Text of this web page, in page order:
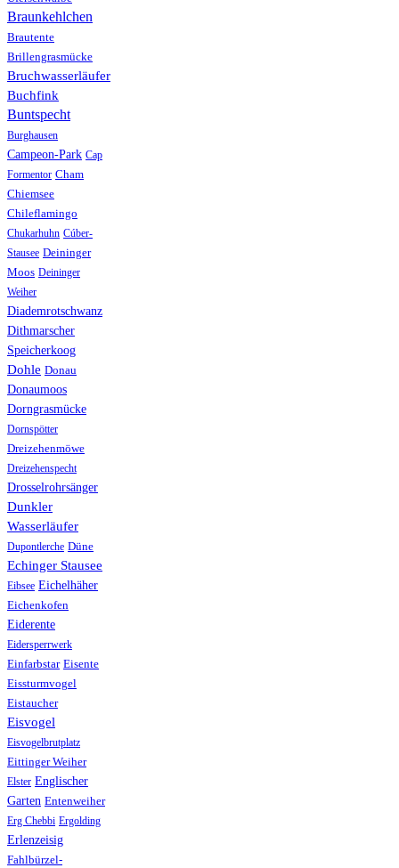
Braunkehlchen
Brautente
Brillengrasmücke
Bruchwasserläufer
Buchfink
Buntspecht
Burghausen
Campeon-Park Cap
Formentor Cham
Chiemsee
Chileflamingo
Chukarhuhn Cúber-
Stausee Deininger
Moos Deininger
Weiher
Diademrotschwanz
Dithmarscher
Speicherkoog
Dohle Donau
Donaumoos
Dorngrasmücke
Dornspötter
Dreizehenmöwe
Dreizehenspecht
Drosselrohrsänger
Dunkler
Wasserläufer
Dupontlerche Düne
Echinger Stausee
Eibsee Eichelhäher
Eichenkofen
Eiderente
Eidersperrwerk
Einfarbstar Eisente
Eissturmvogel
Eistaucher
Eisvogel
Eisvogelbrutplatz
Eittinger Weiher
Elster Englischer
Garten Entenweiher
Erg Chebbi Ergolding
Erlenzeisig
Fahlbürzel-